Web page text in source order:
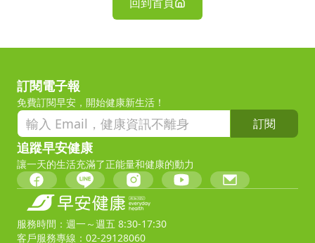
訂閱電子報
免費訂閱早安，開始健康新生活！
訂閱
追蹤早安健康
讓一天的生活充滿了正能量和健康的動力
服務時間：週一～週五 8:30-17:30
客戶服務專線：02-29128060